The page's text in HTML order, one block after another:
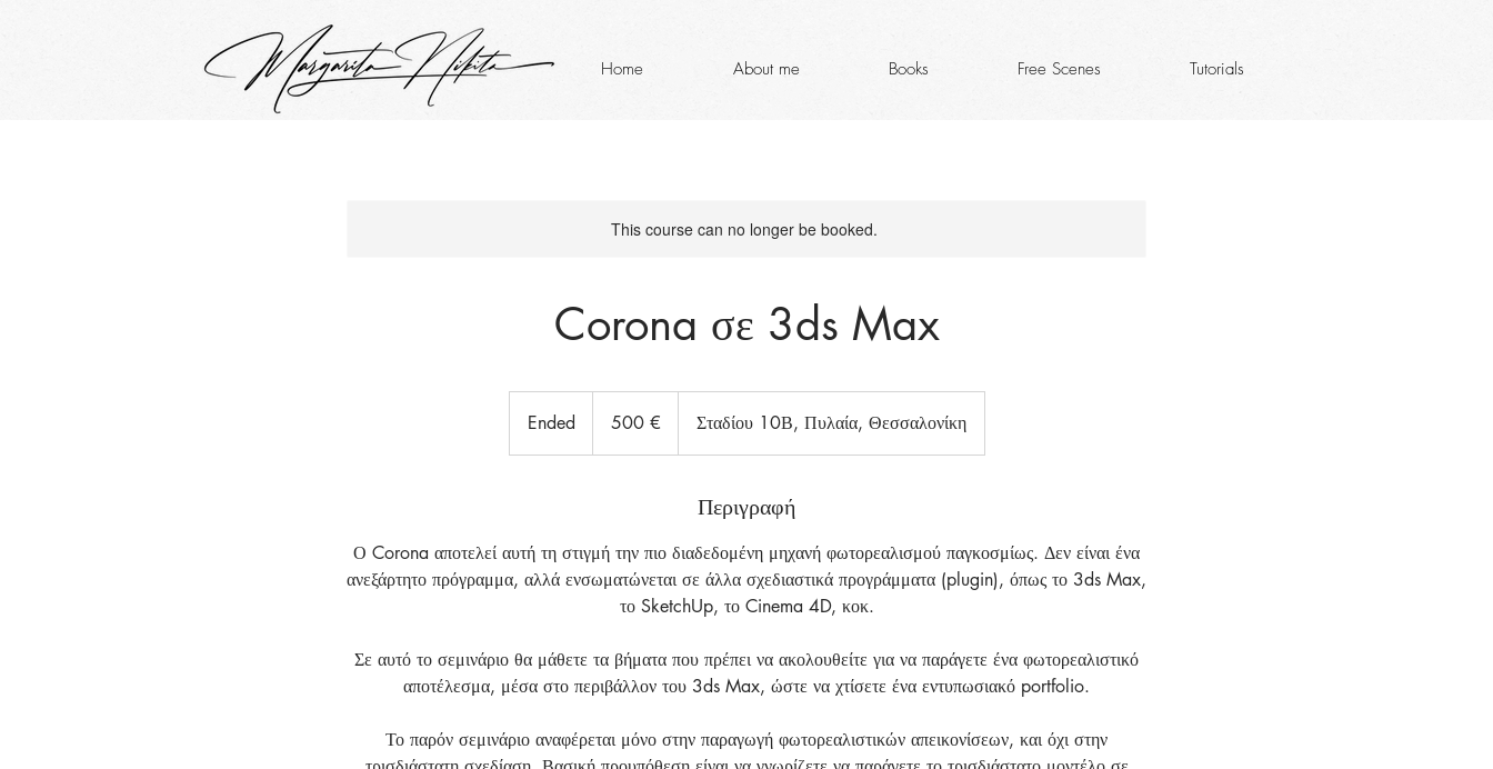
Home About me Books Free Scenes Tutorials
This course can no longer be booked.
Corona σε 3ds Max
Ended
n
500 € Σταδίου 10Β, Πυλαία, Θεσσαλονίκη
Περιγραφή
Ο Corona αποτελεί αυτή τη στιγμή την πιο διαδεδομένη μηχανή φωτορεαλισμού παγκοσμίως. Δεν είναι ένα
ανεξάρτητο πρόγραμμα, αλλά ενσωματώνεται σε άλλα σχεδιαστικά προγράμματα (plugin), όπως το 3ds Max,
το SketchUp, το Cinema 4D, κοκ.
Σε αυτό το σεμινάριο θα μάθετε τα βήματα που πρέπει να ακολουθείτε για να παράγετε ένα φωτορεαλιστικό
αποτέλεσμα, μέσα στο περιβάλλον του 3ds Max, ώστε να χτίσετε ένα εντυπωσιακό portfolio.
Το παρόν σεμινάριο αναφέρεται μόνο στην παραγωγή φωτορεαλιστικών απεικονίσεων, και όχι στην